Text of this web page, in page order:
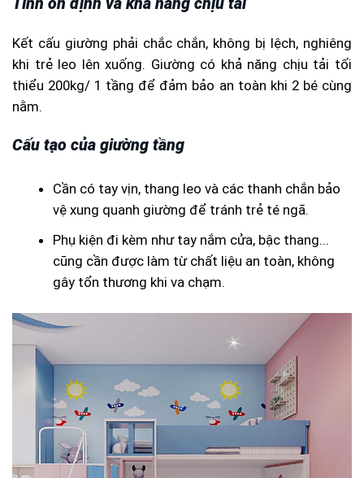
Kết cấu giường phải chắc chắn, không bị lệch, nghiêng
khi trẻ leo lên xuống. Giường có khả năng chịu tải tối
thiểu 200kg/ 1 tầng để đảm bảo an toàn khi 2 bé cùng
nằm.
Cấu tạo của giường tầng
Cần có tay vịn, thang leo và các thanh chắn bảo
vệ xung quanh giường để tránh trẻ té ngã.
Phụ kiện đi kèm như tay nắm cửa, bậc thang...
cũng cần được làm từ chất liệu an toàn, không
gây tổn thương khi va chạm.